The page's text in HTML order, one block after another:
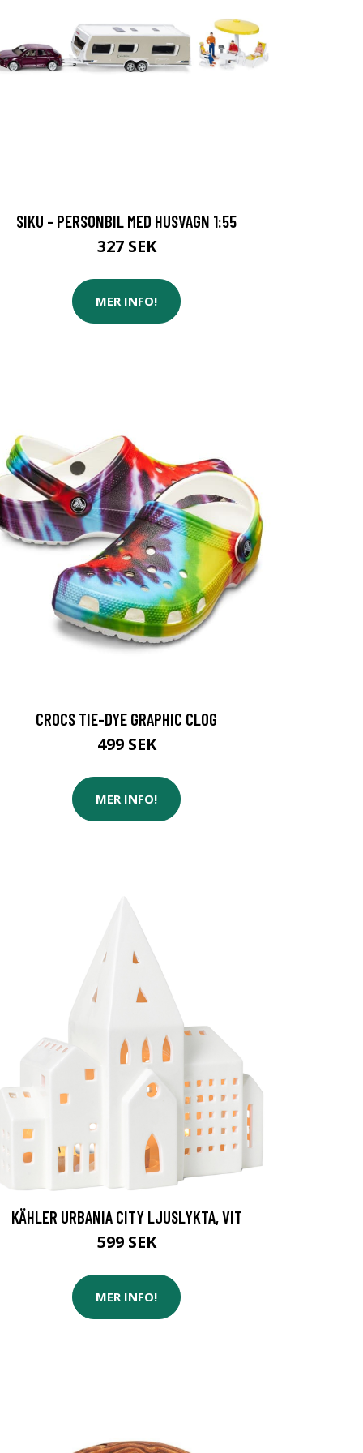
SIKU - PERSONBIL MED HUSVAGN 1:55
327 SEK
MER INFO!
CROCS TIE-DYE GRAPHIC CLOG
499 SEK
MER INFO!
KÄHLER URBANIA CITY LJUSLYKTA, VIT
599 SEK
MER INFO!